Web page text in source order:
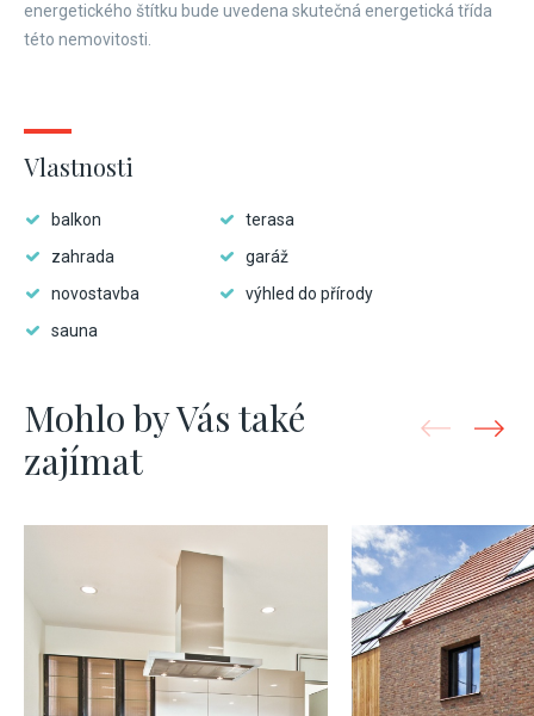
energetického štítku bude uvedena skutečná energetická třída
této nemovitosti.
Vlastnosti
balkon
terasa
zahrada
garáž
novostavba
výhled do přírody
sauna
Mohlo by Vás také
zajímat